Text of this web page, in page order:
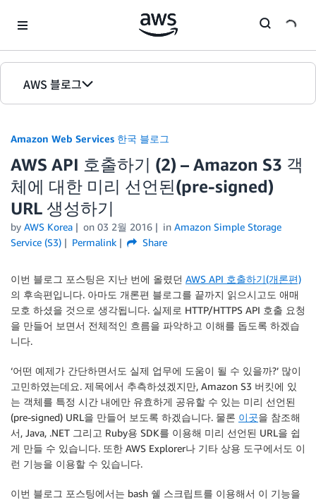
AWS 블로그
홈
에디션
Amazon Web Services 한국 블로그
AWS API 호출하기 (2) – Amazon S3 객
체에 대한 미리 선언된(pre-signed)
URL 생성하기
by AWS Korea on 03 2월 2016 in Amazon Simple Storage
Service (S3)
Permalink Share
이번 블로그 포스팅은 지난 번에 올렸던 AWS API 호출하기(개론편)
의 후속편입니다. 아마도 개론편 블로그를 끝까지 읽으시고도 애매
모호 하셨을 것으로 생각됩니다. 실제로 HTTP/HTTPS API 호출 요청
을 만들어 보면서 전체적인 흐름을 파악하고 이해를 돕도록 하겠습
니다.
‘어떤 예제가 간단하면서도 실제 업무에 도움이 될 수 있을까?’ 많이
고민하였는데요. 제목에서 추측하셨겠지만, Amazon S3 버킷에 있
는 객체를 특정 시간 내에만 유효하게 공유할 수 있는 미리 선언된
(pre-signed) URL을 만들어 보도록 하겠습니다. 물론 이곳을 참조해
서, Java, .NET 그리고 Ruby용 SDK를 이용해 미리 선언된 URL을 쉽
게 만들 수 있습니다. 또한 AWS Explorer나 기타 상용 도구에서도 이
런 기능을 이용할 수 있습니다.
이번 블로그 포스팅에서는 bash 쉘 스크립트를 이용해서 이 기능을